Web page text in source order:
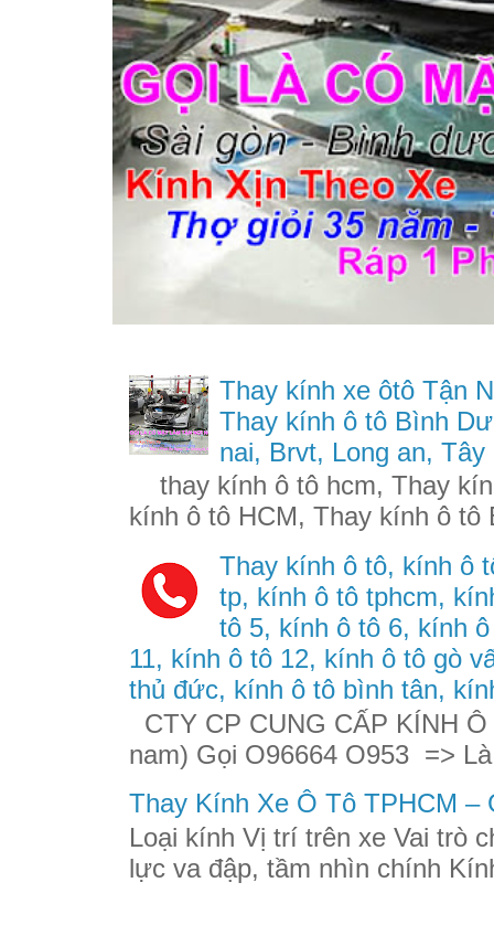
Thay kính xe ôtô Tận
Thay kính ô tô Bình
nai, Brvt, Long an,
thay kính ô tô hcm, Thay
kính ô tô HCM, Thay kính ô
Thay kính ô tô, kính ô
tp, kính ô tô tphcm,
tô 5, kính ô tô 6, kính
11, kính ô tô 12, kính ô tô gò
thủ đức, kính ô tô bình tân,
CTY CP CUNG CẤP KÍNH
nam) Gọi O96664 O953 =>
Thay Kính Xe Ô Tô TPHCM –
Loại kính Vị trí trên xe Vai trò
lực va đập, tầm nhìn chính